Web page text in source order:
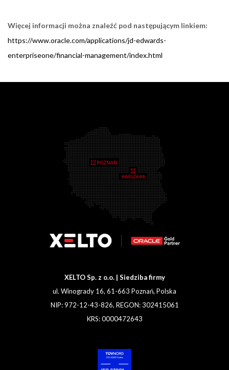
Więcej informacji można znaleźć pod następującym linkiem:
https://www.oracle.com/applications/jd-edwards-
enterpriseone/financial-management/index.html
XELTO Sp. z o.o. | Siedziba firmy
ul. Winogrady 16, 61-663 Poznań, Polska
NIP: 972-12-43-826, REGON: 302415061
KRS: 0000472643